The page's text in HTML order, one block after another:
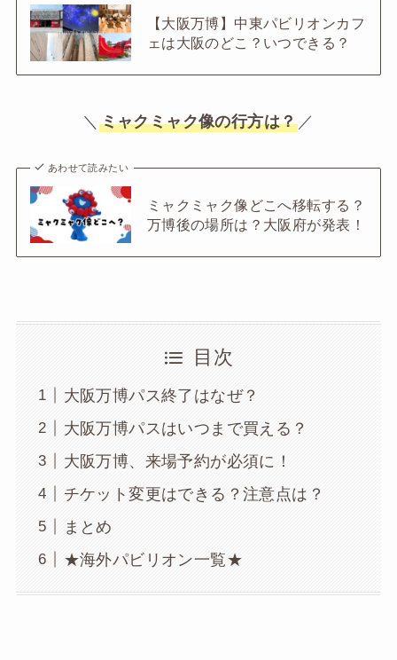
【大阪万博】中東パビリオンカフ
ェは大阪のどこ？いつできる？
＼ ミャクミャク像の行方は？ ／
あわせて読みたい
ミャクミャク像どこへ移転する？
万博後の場所は？大阪府が発表！
目次
大阪万博パス終了はなぜ？
大阪万博パスはいつまで買える？
大阪万博、来場予約が必須に！
チケット変更はできる？注意点は？
まとめ
★海外パビリオン一覧★